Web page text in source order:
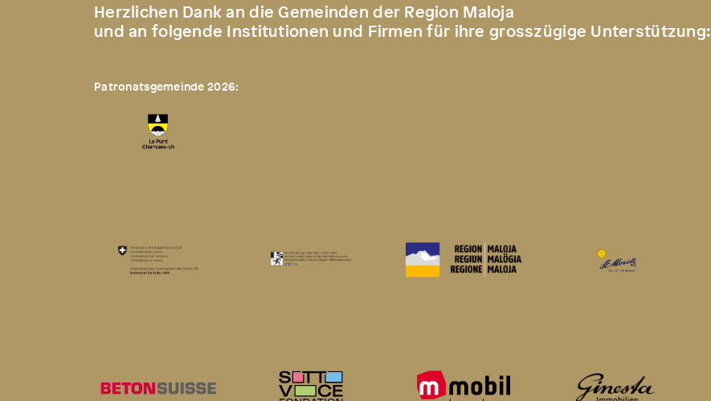
Herzlichen Dank an die Gemeinden der Region Maloja
und an folgende Institutionen und Firmen für ihre grosszügige Unterstützung:
Patronatsgemeinde 2026: